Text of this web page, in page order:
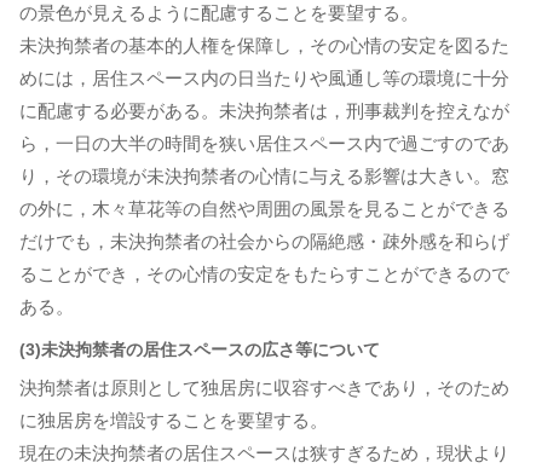
の景色が見えるように配慮することを要望する。
未決拘禁者の基本的人権を保障し，その心情の安定を図るた
めには，居住スペース内の日当たりや風通し等の環境に十分
に配慮する必要がある。未決拘禁者は，刑事裁判を控えなが
ら，一日の大半の時間を狭い居住スペース内で過ごすのであ
り，その環境が未決拘禁者の心情に与える影響は大きい。窓
の外に，木々草花等の自然や周囲の風景を見ることができる
だけでも，未決拘禁者の社会からの隔絶感・疎外感を和らげ
ることができ，その心情の安定をもたらすことができるので
ある。
(3)未決拘禁者の居住スペースの広さ等について
決拘禁者は原則として独居房に収容すべきであり，そのため
に独居房を増設することを要望する。
現在の未決拘禁者の居住スペースは狭すぎるため，現状より